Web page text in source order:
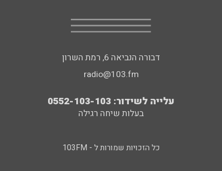
דבורה הנביאה 6, רמת השרון
radio@103.fm
עלייה לשידור: 0552-103-103
בעלות שיחה רגילה
כל הזכויות שמורות ל - 103FM